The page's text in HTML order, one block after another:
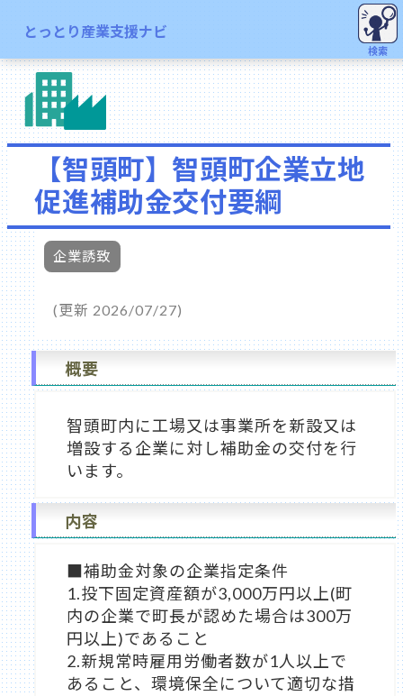
とっとり産業支援ナビ
検索
【智頭町】智頭町企業立地
促進補助金交付要綱
企業誘致
(更新 2026/07/27)
概要
智頭町内に工場又は事業所を新設又は
増設する企業に対し補助金の交付を行
います。
内容
■補助金対象の企業指定条件
1.投下固定資産額が3,000万円以上(町
内の企業で町長が認めた場合は300万
円以上)であること
2.新規常時雇用労働者数が1人以上で
あること、環境保全について適切な措